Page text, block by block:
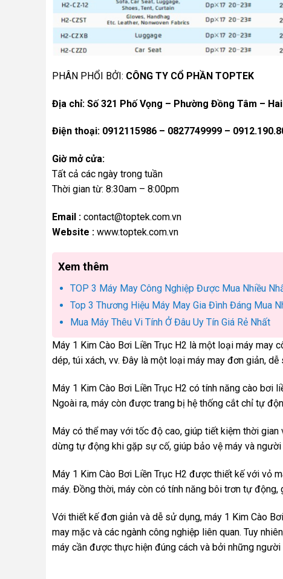
PHÂN PHỔI BỞI: CÔNG TY CỔ PHẦN TOPTEK
Địa chỉ: Số 321 Phố Vọng – Phường Đồng Tâm –
Điện thoại: 0912115986 – 0827749999 –
Giờ mở cửa:
Tất cả các ngày trong tuần
Thời gian từ: 8:30am – 8:00pm
Email : contact@toptek.com.vn
Website : www.toptek.com.vn
Xem thêm
TOP 3 Máy May Công Nghiệp Được Mua Nhiều
Top 3 Thương Hiệu Máy May Gia Đình Đáng Mua
Mua Máy Thêu Vi Tính Ở Đâu Uy Tín Giá Rẻ Nhất
Máy 1 Kim Cào Bơi Liền Trục H2 là một loại máy may
dép, túi xách, vv. Đây là một loại máy may đơn giản,
Máy 1 Kim Cào Bơi Liền Trục H2 có tính năng cào bơi
Ngoài ra, máy còn được trang bị hệ thống cắt chỉ tự
Máy có thể may với tốc độ cao, giúp tiết kiệm thời
dừng tự động khi gặp sự cố, giúp bảo vệ máy và
Máy 1 Kim Cào Bơi Liền Trục H2 được thiết kế với vỏ
máy. Đồng thời, máy còn có tính năng bôi trơn tự động,
Với thiết kế đơn giản và dễ sử dụng, máy 1 Kim Cào
may mặc và các ngành công nghiệp liên quan. Tuy
máy cần được thực hiện đúng cách và bởi những